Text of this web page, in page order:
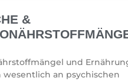
&
und
wesentlich an psychischen